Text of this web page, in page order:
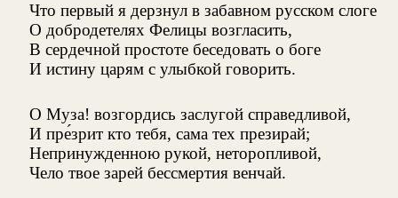
Что первый я дерзнул в забавном русском слоге
О добродетелях Фелицы возгласить,
В сердечной простоте беседовать о боге
И истину царям с улыбкой говорить.
О Муза! возгордись заслугой справедливой,
И пре́зрит кто тебя, сама тех презирай;
Непринужденною рукой, неторопливой,
Чело твое зарей бессмертия венчай.